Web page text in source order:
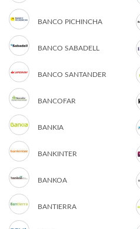
BANCO PICHINCHA
BANCO SABADELL
BANCO SANTANDER
BANCOFAR
BANKIA
BANKINTER
BANKOA
BANTIERRA